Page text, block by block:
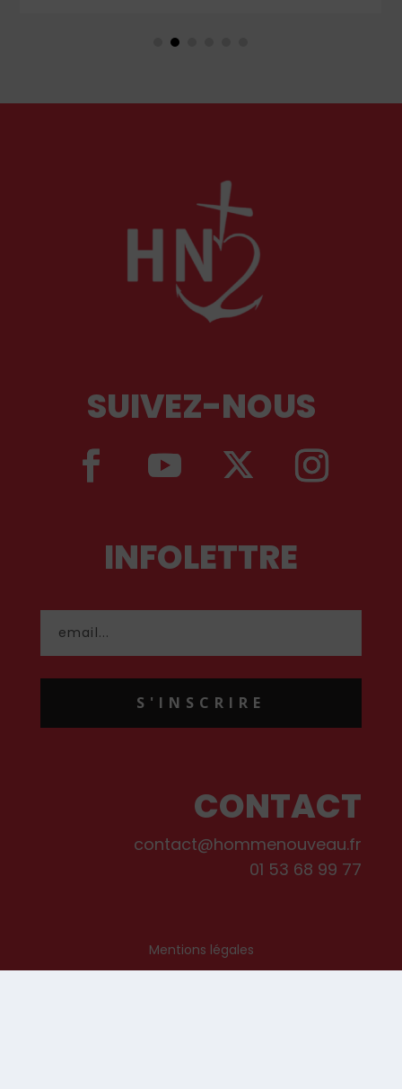
paralysantes. Petit guide de l'essentiel pour un
SUIVEZ-NOUS
INFOLETTRE
S'INSCRIRE
CONTACT
contact@hommenouveau.fr
01 53 68 99 77
Mentions légales
Conditions générales de vente et d’utilisation